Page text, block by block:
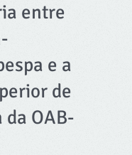
entre
e a
de
da OAB-